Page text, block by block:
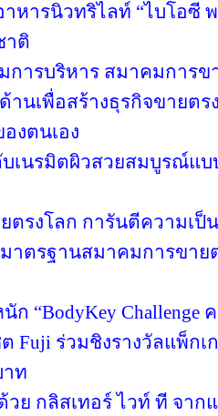
ารนิวทริไลท์ “ไบโอซี
าติ
การบริหาร สมาคมการ
นเพื่อสร้างธุรกิจขายตร
งตนเอง
เนรมิตผิวสวยสมบูรณ์แบ
ตรงโลก การันตีความเป็
มาตรฐานสมาคมการขา
“BodyKey Challenge
Fuji ร่วมชิงรางวัลแพ็กเ
าท
ย กลิสเทอร์ ไวท์ ที จาก